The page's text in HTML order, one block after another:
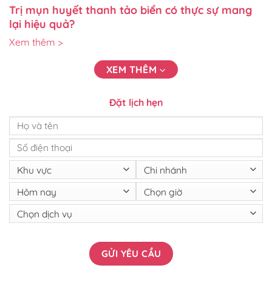
Trị mụn huyết thanh tảo biển có thực sự mang
lại hiệu quả?
Xem thêm >
XEM THÊM
Đặt lịch hẹn